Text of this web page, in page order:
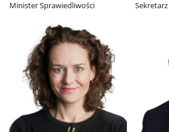
Minister Sprawiedliwości